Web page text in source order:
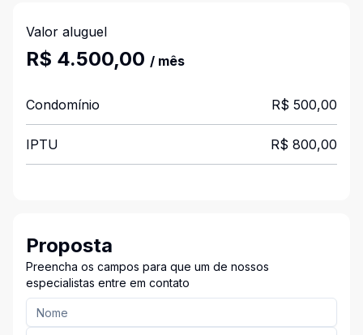
Valor aluguel
R$ 4.500,00 / mês
Condomínio R$ 500,00
IPTU R$ 800,00
Proposta
Preencha os campos para que um de nossos
especialistas entre em contato